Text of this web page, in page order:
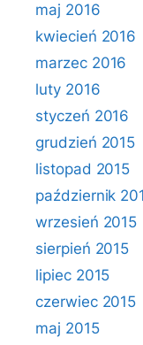
maj 2016
kwiecień 2016
marzec 2016
luty 2016
styczeń 2016
grudzień 2015
listopad 2015
październik
wrzesień 2015
sierpień 2015
lipiec 2015
czerwiec 2015
maj 2015